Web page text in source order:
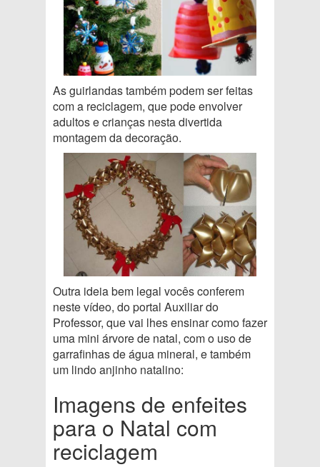
As guirlandas também podem ser feitas
com a reciclagem, que pode envolver
adultos e crianças nesta divertida
montagem da decoração.
Outra ideia bem legal vocês conferem
neste vídeo, do portal Auxiliar do
Professor, que vai lhes ensinar como fazer
uma mini árvore de natal, com o uso de
garrafinhas de água mineral, e também
um lindo anjinho natalino:
Imagens de enfeites
para o Natal com
reciclagem